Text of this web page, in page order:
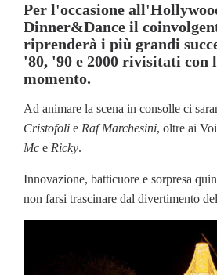
Per l'occasione
Dinner&Dance il
riprenderà i più grandi
'80, '90 e 2000 rivisitati con
momento.
Ad animare la scena in consolle ci
Cristofoli e Raf Marchesini, oltre ai
Mc e Ricky.
Innovazione, batticuore e sorpresa
non farsi trascinare dal divertimento